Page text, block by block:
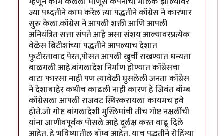
ज्या पध्दतीने काम करेल त्या पद्धतीने कॉंग्रेस ने कारभार
सुरु केला.कॉंग्रेस ने आपली शक्ती आणि आपली
अनियंत्रित सत्ता संपते आहे असा संशय आल्यावरप्रत्येक
वेळेस ब्रिटीशांच्या पद्धतीने आपल्याच देशात
फुटीरतावाद पेरत,पोसत आपली खुर्ची राखण्यात धन्यता
बाळगली आहे.बांगलादेश निर्माण होण्यात कॉंग्रेसचा
वाटा फारसा नाही पण त्यावेळी घुसलेली जनता कॉंग्रेस
ने देशाबाहेर कधीच काढली नाही कारण हे जिवंत बॉम्ब
कॉंग्रेसला आपली राजवट स्थिरकरायला कायमच हवे
होते.जो गोष्ट बांगलादेशी मुस्लिमांची तीच गोष्ट नक्षलींची
यांना जाणीवपूर्वक पोसले आहे दुर्लक्ष करत वाढू दिले